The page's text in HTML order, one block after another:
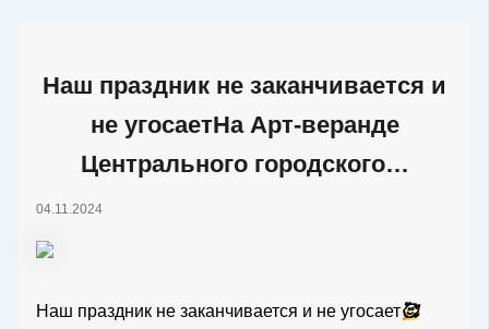
Наш праздник не заканчивается и
не угосаетНа Арт-веранде
Центрального городского…
04.11.2024
Наш праздник не заканчивается и не угосает🥰